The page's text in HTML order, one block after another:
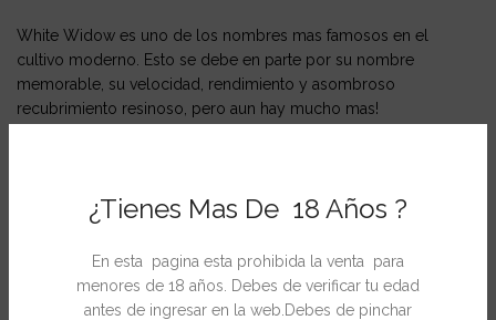
¿Tienes Mas De 18 Años ?
En esta pagina esta prohibida la venta para
menores de 18 años. Debes de verificar tu edad
antes de ingresar en la web.Debes de pinchar
White Widow es uno de los nombres mas famosos en el
cultivo moderno. Esto se debe en parte por su nombre
memorable, su velocidad, rendimiento y asombroso
recubrimiento resinoso, pero aun hay mucho mas!
* Rendimiento: 150 gr.
* Altura: 110 – 150 cm.